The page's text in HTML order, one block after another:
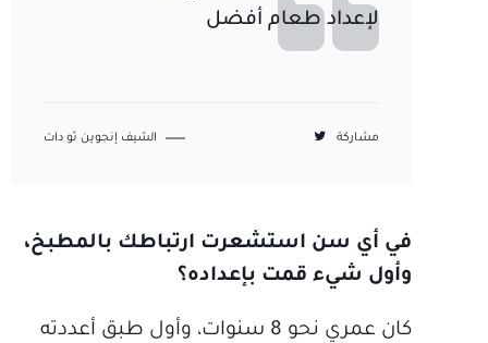
لإعداد طعام أفضل
مشاركة الشيف إنجوين ثو دات
في أي سن استشعرت ارتباطك بالمطبخ،
وأول شيء قمت بإعداده؟
كان عمري نحو 8 سنوات، وأول طبق أعددته